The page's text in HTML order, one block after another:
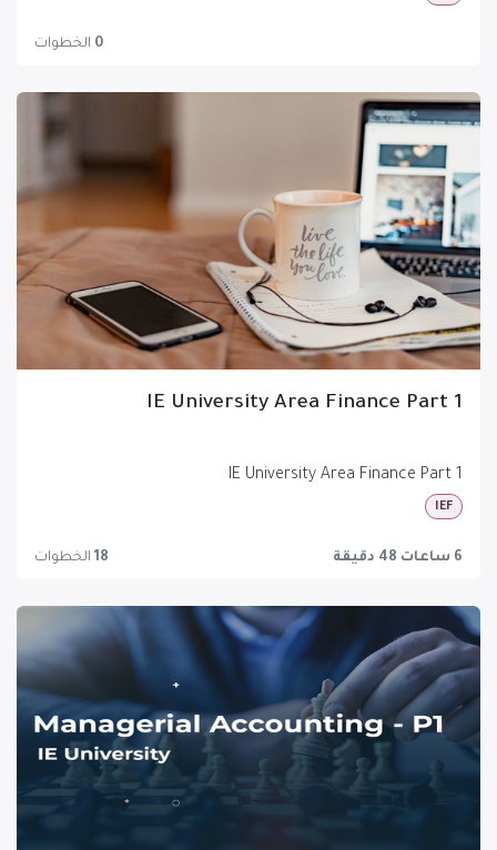
0 الخطوات
IE University Area Finance Part 1
IE University Area Finance Part 1
IEF
6 ساعات 48 دقيقة 18 الخطوات